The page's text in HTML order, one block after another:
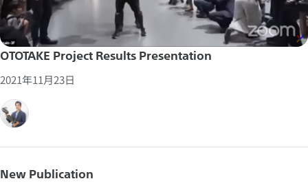
OTOTAKE Project Results Presentation
2021年11月23日
New Publication